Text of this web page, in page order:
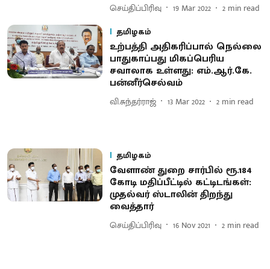
செய்திப்பிரிவு 19 Mar 2022 2 min read
தமிழகம்
உற்பத்தி அதிகரிப்பால் நெல்லை
பாதுகாப்பது மிகப்பெரிய
சவாலாக உள்ளது: எம்.ஆர்.கே.
பன்னீர்செல்வம்
வி.சுந்தர்ராஜ் 13 Mar 2022 2 min read
தமிழகம்
வேளாண் துறை சார்பில் ரூ.184
கோடி மதிப்பீட்டில் கட்டிடங்கள்:
முதல்வர் ஸ்டாலின் திறந்து
வைத்தார்
செய்திப்பிரிவு 16 Nov 2021 2 min read